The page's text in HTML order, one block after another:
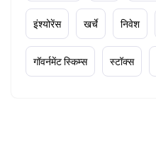
इंश्योरेंस खर्चे निवेश
गॉवर्नमेंट स्किम्स स्टॉक्स